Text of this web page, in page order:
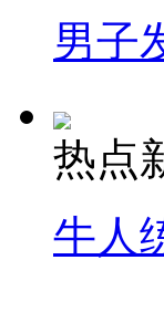
男子
热点
牛人